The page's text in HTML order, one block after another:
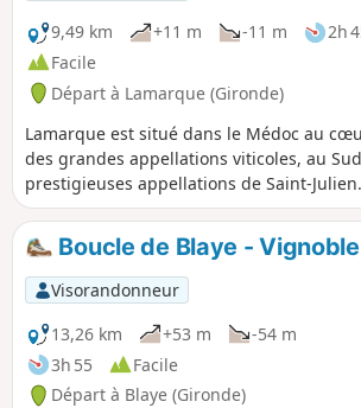
9,49 km
+11 m -11 m
2h
Facile
Départ à Lamarque (Gironde)
Lamarque est situé dans le Médoc au
des grandes appellations viticoles, au
prestigieuses appellations de Saint-Julien
Beychevelle et Pauillac, et à moins de
Nord de Margaux. La particularité de ce
village est d'avoir un point culminant sur
presqu’île médocaine. En effet le dôme de
l'église perché à 35m offre une vue unique
imprenable sur le territoire des grands
Boucle de Blaye -
Visorandonneur
13,26 km
+53 m
-54 m
3h 55
Facile
Départ à Blaye (Gironde)